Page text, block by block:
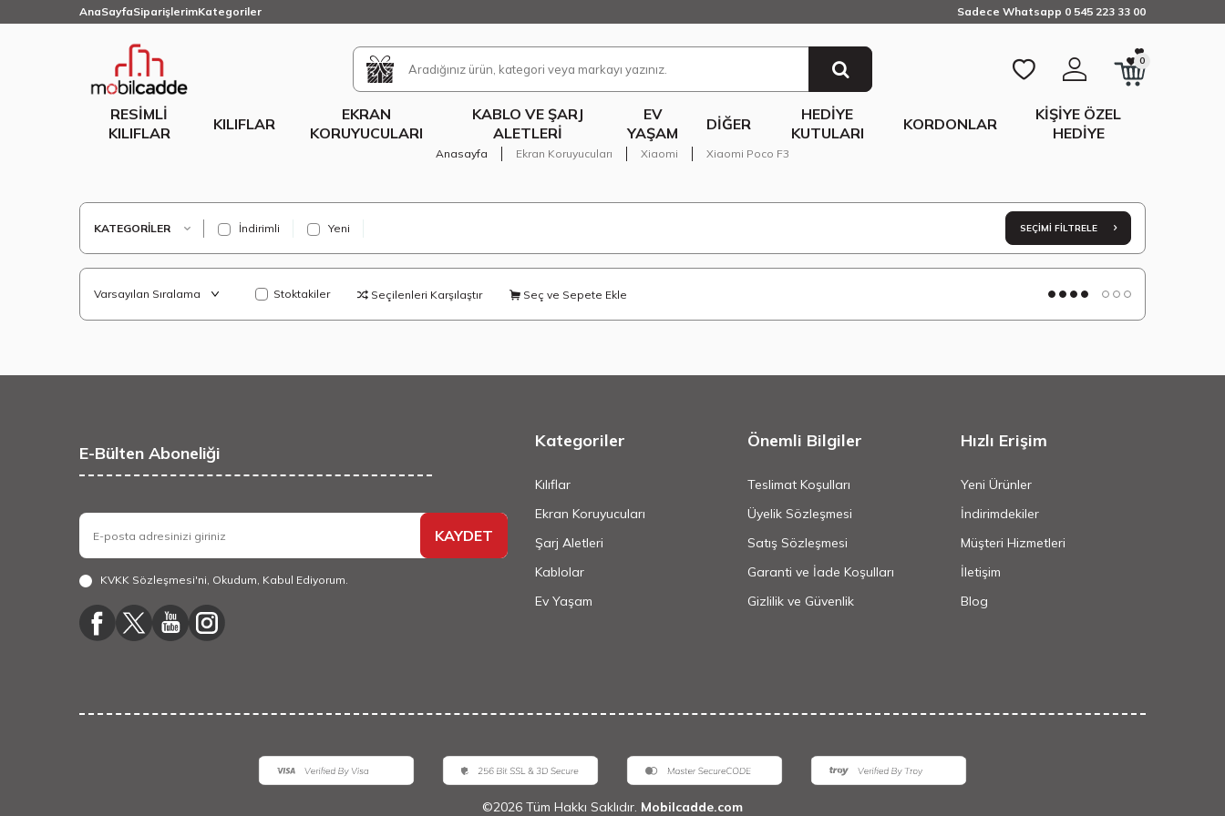
AnaSayfaSiparişlerimKategoriler Sadece Whatsapp 0 545 223 33 00
0
RESIMLI
KILIFLAR
KILIFLAR
EKRAN
KORUYUCULARI
KABLO VE ŞARJ
ALETLERI
EV
YAŞAM
DIĞER
HEDIYE
KUTULARI
KORDONLAR
KIŞIYE ÖZEL
HEDIYE
Anasayfa Ekran Koruyucuları Xiaomi Xiaomi Poco F3
KATEGORILER İndirimli Yeni SEÇIMI FILTRELE
Stoktakiler Seçilenleri Karşılaştır Seç ve Sepete Ekle
E-Bülten Aboneliği
KAYDET
KVKK Sözleşmesi'ni, Okudum, Kabul Ediyorum.
Kategoriler
Kılıflar
Ekran Koruyucuları
Şarj Aletleri
Kablolar
Ev Yaşam
Önemli Bilgiler
Teslimat Koşulları
Üyelik Sözleşmesi
Satış Sözleşmesi
Garanti ve İade Koşulları
Gizlilik ve Güvenlik
Hızlı Erişim
Yeni Ürünler
İndirimdekiler
Müşteri Hizmetleri
İletişim
Blog
©2026 Tüm Hakkı Saklıdır. Mobilcadde.com